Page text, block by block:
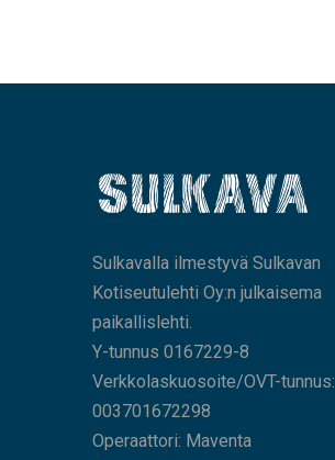
Sulkavalla ilmestyvä Sulkavan
Kotiseutulehti Oy:n julkaisema
paikallislehti.
Y-tunnus 0167229-8
Verkkolaskuosoite/OVT-tunnus:
003701672298
Operaattori: Maventa